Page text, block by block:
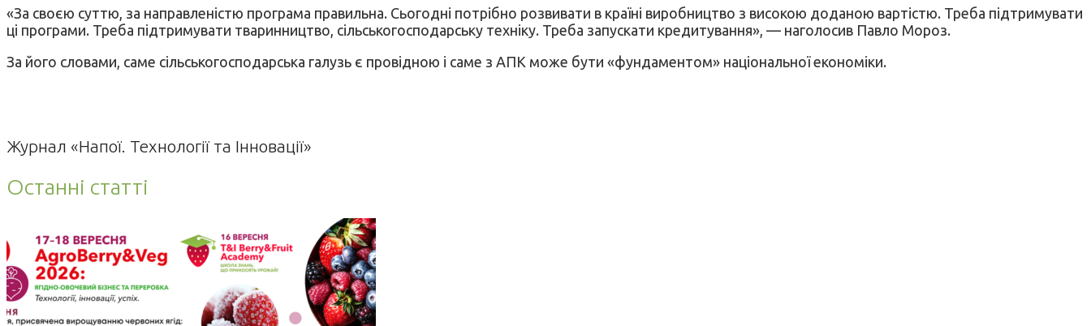
«За своєю суттю, за направленістю програма правильна. Сьогодні потрібно розвивати в країні виробництво з високою доданою вартістю. Треба підтримувати
ці програми. Треба підтримувати тваринництво, сільськогосподарську техніку. Треба запускати кредитування», — наголосив Павло Мороз.
За його словами, саме сільськогосподарська галузь є провідною і саме з АПК може бути «фундаментом» національної економіки.
Журнал «Напої. Технології та Інновації»
Останні статті